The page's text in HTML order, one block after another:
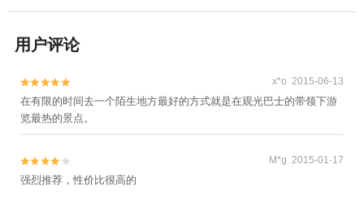
用户评论

 x*o 2015-06-13
在有限的时间去一个陌生地方最好的方式就是在观光巴士的带领下游
览最热的景点。

 M*g 2015-01-17
强烈推荐，性价比很高的